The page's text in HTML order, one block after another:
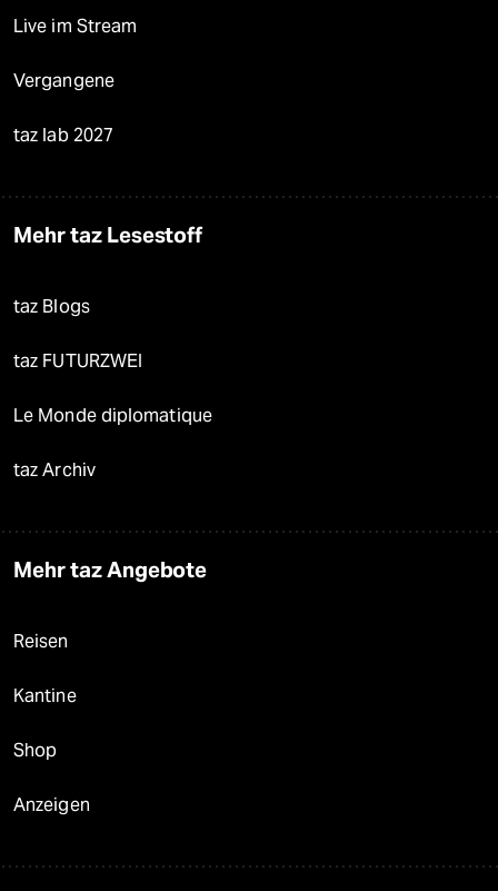
Live im Stream
Vergangene
taz lab 2027
Mehr taz Lesestoff
taz Blogs
taz FUTURZWEI
Le Monde diplomatique
taz Archiv
Mehr taz Angebote
Reisen
Kantine
Shop
Anzeigen